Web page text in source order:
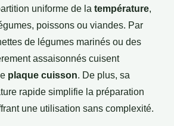
uniforme de la température,
poissons ou viandes. Par
de légumes marinés ou des
assaisonnés cuisent
plaque cuisson. De plus, sa
rapide simplifie la préparation
une utilisation sans complexité.